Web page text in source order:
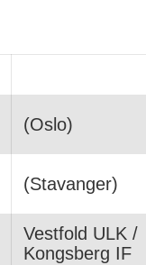
(Oslo)
(Stavanger)
Vestfold ULK /
Kongsberg IF